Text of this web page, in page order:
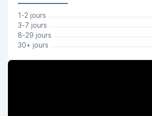
1-2 jours
3-7 jours
8-29 jours
30+ jours